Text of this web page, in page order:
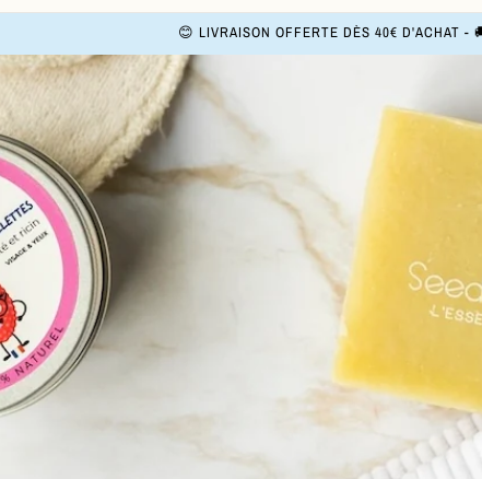
😊 LIVRAISON OFFERTE DÈS 40€ D'ACHAT -